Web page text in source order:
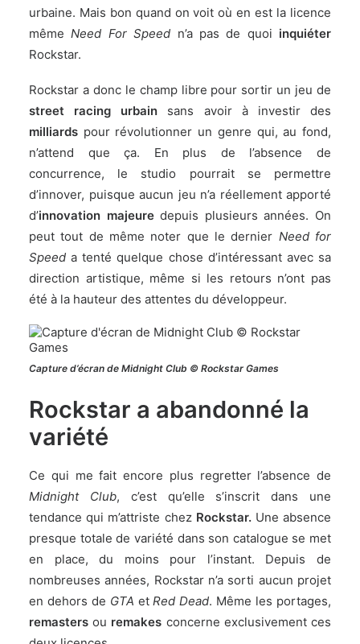
urbaine. Mais bon quand on voit où en est la licence
même Need For Speed n’a pas de quoi inquiéter
Rockstar.
Rockstar a donc le champ libre pour sortir un jeu de
street racing urbain sans avoir à investir des
milliards pour révolutionner un genre qui, au fond,
n’attend que ça. En plus de l’absence de
concurrence, le studio pourrait se permettre
d’innover, puisque aucun jeu n’a réellement apporté
d’innovation majeuredepuis plusieurs années. On
peut tout de même noter que le dernier Need for
Speed a tenté quelque chose d’intéressant avec sa
direction artistique, même si les retours n’ont pas
été à la hauteur des attentes du développeur.
Capture d’écran de Midnight Club © Rockstar Games
Rockstar a abandonné la
variété
Ce qui me fait encore plus regretter l’absence de
Midnight Club, c’est qu’elle s’inscrit dans une
tendance qui m’attriste chez Rockstar.Une absence
presque totale de variété dans son catalogue se met
en place, du moins pour l’instant. Depuis de
nombreuses années, Rockstar n’a sorti aucun projet
en dehors de GTA etRed Dead. Même les portages,
remasters ou remakes concerne exclusivement ces